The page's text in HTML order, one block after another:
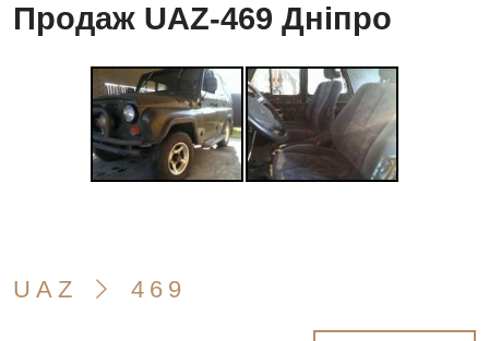
Продаж UAZ-469 Дніпро
UAZ 469